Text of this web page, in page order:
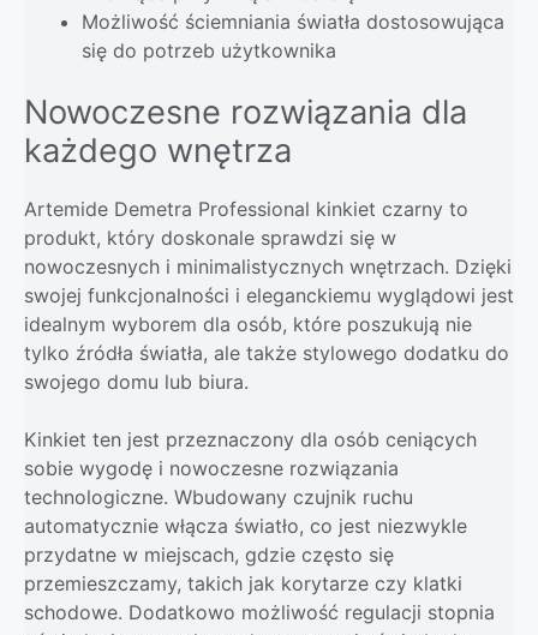
Możliwość ściemniania światła dostosowująca
się do potrzeb użytkownika
Nowoczesne rozwiązania dla
każdego wnętrza
Artemide Demetra Professional kinkiet czarny to
produkt, który doskonale sprawdzi się w
nowoczesnych i minimalistycznych wnętrzach. Dzięki
swojej funkcjonalności i eleganckiemu wyglądowi jest
idealnym wyborem dla osób, które poszukują nie
tylko źródła światła, ale także stylowego dodatku do
swojego domu lub biura.
Kinkiet ten jest przeznaczony dla osób ceniących
sobie wygodę i nowoczesne rozwiązania
technologiczne. Wbudowany czujnik ruchu
automatycznie włącza światło, co jest niezwykle
przydatne w miejscach, gdzie często się
przemieszczamy, takich jak korytarze czy klatki
schodowe. Dodatkowo możliwość regulacji stopnia